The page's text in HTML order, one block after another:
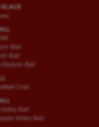
Ball
Ball
Basket-Ball
Club
Ball
Volley Ball